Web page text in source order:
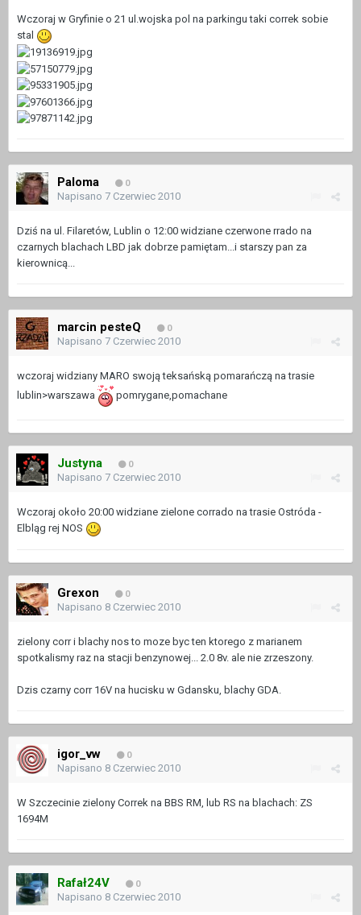
Wczoraj w Gryfinie o 21 ul.wojska pol na parkingu taki correk sobie
stal
Paloma 0
Napisano 7 Czerwiec 2010
Dziś na ul. Filaretów, Lublin o 12:00 widziane czerwone rrado na
czarnych blachach LBD jak dobrze pamiętam...i starszy pan za
kierownicą...
marcin pesteQ 0
Napisano 7 Czerwiec 2010
wczoraj widziany MARO swoją teksańską pomarańczą na trasie
lublin>warszawa
pomrygane,pomachane
Justyna 0
Napisano 7 Czerwiec 2010
Wczoraj około 20:00 widziane zielone corrado na trasie Ostróda -
Elbląg rej NOS
Grexon 0
Napisano 8 Czerwiec 2010
zielony corr i blachy nos to moze byc ten ktorego z marianem
spotkalismy raz na stacji benzynowej... 2.0 8v. ale nie zrzeszony.
Dzis czarny corr 16V na hucisku w Gdansku, blachy GDA.
igor_vw 0
Napisano 8 Czerwiec 2010
W Szczecinie zielony Correk na BBS RM, lub RS na blachach: ZS
1694M
Rafał24V 0
Napisano 8 Czerwiec 2010